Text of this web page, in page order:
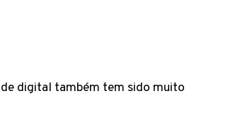
digital também tem sido muito